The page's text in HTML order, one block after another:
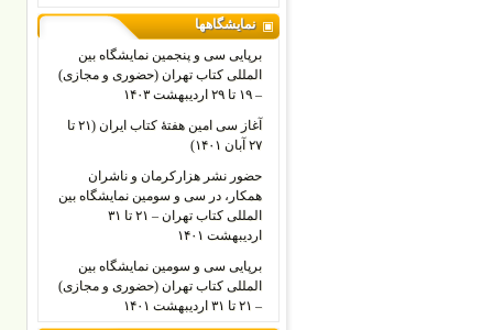
نمایشگاهها
برپایی سی و پنجمین نمایشگاه بین
المللی کتاب تهران (حضوری و مجازی)
– ۱۹ تا ۲۹ اردیبهشت ۱۴۰۳
آغاز سی امین هفتۀ کتاب ایران (۲۱ تا
۲۷ آبان ۱۴۰۱)
حضور نشر هزارکرمان و ناشران
همکار، در سی و سومین نمایشگاه بین
المللی کتاب تهران – ۲۱ تا ۳۱
اردیبهشت ۱۴۰۱
برپایی سی و سومین نمایشگاه بین
المللی کتاب تهران (حضوری و مجازی)
– ۲۱ تا ۳۱ اردیبهشت ۱۴۰۱